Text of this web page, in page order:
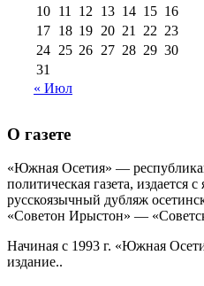
10 11 12 13 14 15 16
17 18 19 20 21 22 23
24 25 26 27 28 29 30
31
« Июл
О газете
«Южная Осетия» —
политическая газета, издается
русскоязычный дубляж
«Советон Ирыстон» —
Начиная с 1993 г. «Южная
издание..